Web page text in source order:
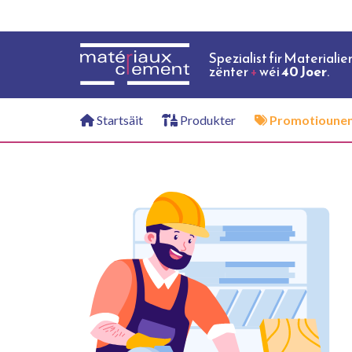
Spezialist fir
zënter+wéi40 Joer.
Startsäit Produkter